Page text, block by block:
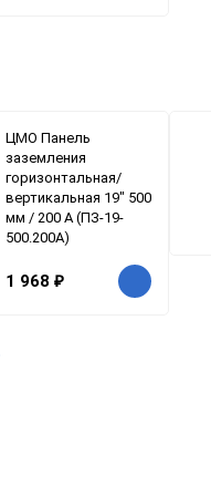
ЦМО Панель
заземления
горизонтальная/
вертикальная 19" 500
мм / 200 А (ПЗ-19-
500.200А)
1 968 ₽